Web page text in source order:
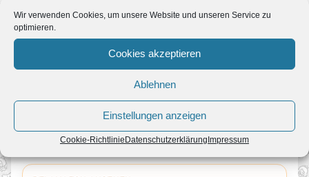
Wir verwenden Cookies, um unsere Website und unseren Service zu
optimieren.
Cookies akzeptieren
Ablehnen
Einstellungen anzeigen
Cookie-RichtlinieDatenschutzerklärungImpressum